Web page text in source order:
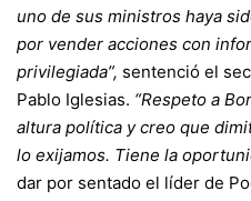
uno de sus ministros haya
por vender acciones con
privilegiada”, sentenció el
Pablo Iglesias. “Respeto a
altura política y creo que
lo exijamos. Tiene la
dar por sentado el líder de